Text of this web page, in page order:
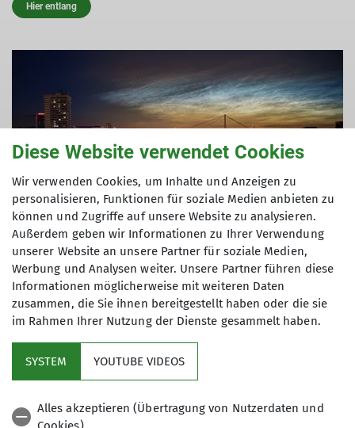
Hier entlang
© VP68 / Pixabay
Anfahrt
Zur Karte
Diese Website verwendet Cookies
Wir verwenden Cookies, um Inhalte und Anzeigen zu
personalisieren, Funktionen für soziale Medien anbieten zu
können und Zugriffe auf unsere Website zu analysieren.
Außerdem geben wir Informationen zu Ihrer Verwendung
unserer Website an unsere Partner für soziale Medien,
Werbung und Analysen weiter. Unsere Partner führen diese
Informationen möglicherweise mit weiteren Daten
zusammen, die Sie ihnen bereitgestellt haben oder die sie
im Rahmen Ihrer Nutzung der Dienste gesammelt haben.
SYSTEM YOUTUBE VIDEOS
Alles akzeptieren (Übertragung von Nutzerdaten und